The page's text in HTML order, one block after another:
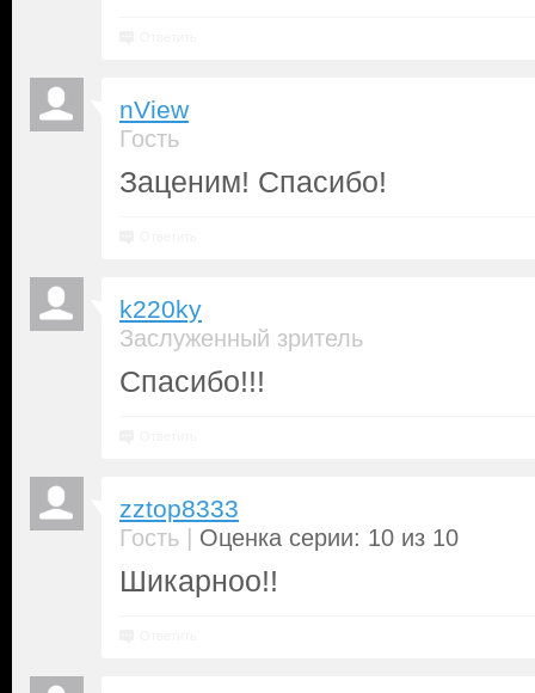
nView
Гость
Заценим! Спасибо!
k220ky
Заслуженный зритель
Спасибо!!!
zztop8333
Гость | Оценка серии: 10 из 10
Шикарноо!!